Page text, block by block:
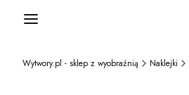
Wytwory.pl - sklep z wyobraźnią Naklejki